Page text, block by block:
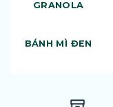
GRANOLA
BÁNH MÌ ĐEN